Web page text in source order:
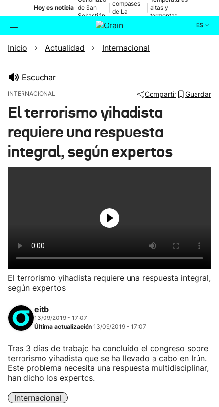
Hoy es noticia de San
Sebastián
compases
de La
altas y
tormentas
ES
Buscador Actualidad
Ikusmiran
Eguraldia
Inicio Actualidad Internacional
Escuchar
INTERNACIONAL Compartir Guardar
El terrorismo yihadista
requiere una respuesta
integral, según expertos
El terrorismo yihadista requiere una respuesta integral,
según expertos
eitb
13/09/2019 - 17:07
Última actualización 13/09/2019 - 17:07
Tras 3 días de trabajo ha concluído el congreso sobre
terrorismo yihadista que se ha llevado a cabo en Irún.
Este problema necesita una respuesta multidisciplinar,
han dicho los expertos.
Internacional